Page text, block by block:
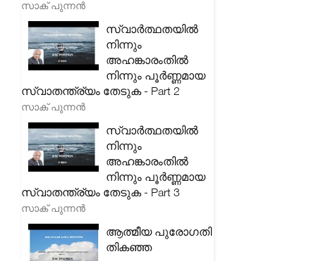
സാക് പുന്നൻ
സ്വാർത്ഥതയിൽ
നിന്നും
അഹങ്കാരംതിൽ
നിന്നും പൂർണ്ണമായ
സ്വാതന്ത്ര്യം തേടുക - Part 2
സാക് പുന്നൻ
സ്വാർത്ഥതയിൽ
നിന്നും
അഹങ്കാരംതിൽ
നിന്നും പൂർണ്ണമായ
സ്വാതന്ത്ര്യം തേടുക - Part 3
സാക് പുന്നൻ
ആത്മീയ പുരോഗതി
തികഞ്ഞ